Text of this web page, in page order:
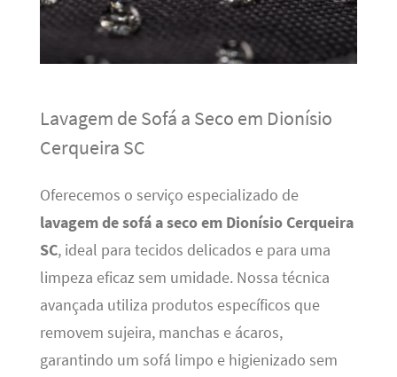
Lavagem de Sofá a Seco em Dionísio
Cerqueira SC
Oferecemos o serviço especializado de
lavagem de sofá a seco em Dionísio Cerqueira
SC, ideal para tecidos delicados e para uma
limpeza eficaz sem umidade. Nossa técnica
avançada utiliza produtos específicos que
removem sujeira, manchas e ácaros,
garantindo um sofá limpo e higienizado sem